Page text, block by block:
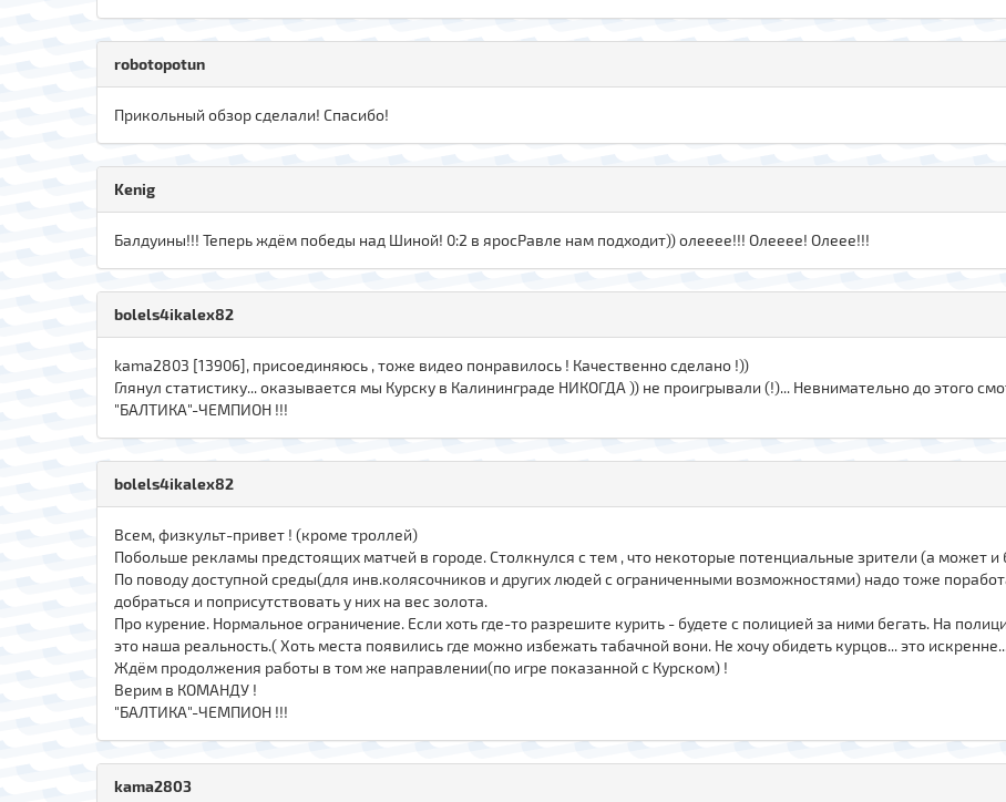
robotopotun
Прикольный обзор сделали! Спасибо!
Kenig
Балдуины!!! Теперь ждём победы над Шиной! 0:2 в яросРавле нам подходит)) олееее!!! Олееее! Олеее!!!
bolels4ikalex82
kama2803 [13906], присоединяюсь , тоже видео понравилось ! Качественно сделано !))
Глянул статистику... оказывается мы Курску в Калининграде НИКОГДА )) не проигрывали (!)... Невнимательно до этого
"БАЛТИКА"-ЧЕМПИОН !!!
bolels4ikalex82
Всем, физкульт-привет ! (кроме троллей)
Побольше рекламы предстоящих матчей в городе. Столкнулся с тем , что некоторые потенциальные зрители (а может
По поводу доступной среды(для инв.колясочников и других людей с ограниченными возможностями) надо тоже
добраться и поприсутствовать у них на вес золота.
Про курение. Нормальное ограничение. Если хоть где-то разрешите курить - будете с полицией за ними бегать. На
это наша реальность.( Хоть места появились где можно избежать табачной вони. Не хочу обидеть курцов... это
Ждём продолжения работы в том же направлении(по игре показанной с Курском) !
Верим в КОМАНДУ !
"БАЛТИКА"-ЧЕМПИОН !!!
kama2803